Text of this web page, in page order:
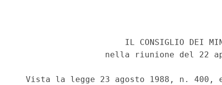
IL CONSIGLIO DEI
nella riunione del 22
Vista la legge 23 agosto 1988, n. 400,